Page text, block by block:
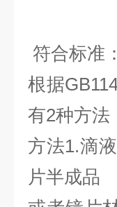
符合标准：
根据
有2种方法
方法1.滴
片半成品